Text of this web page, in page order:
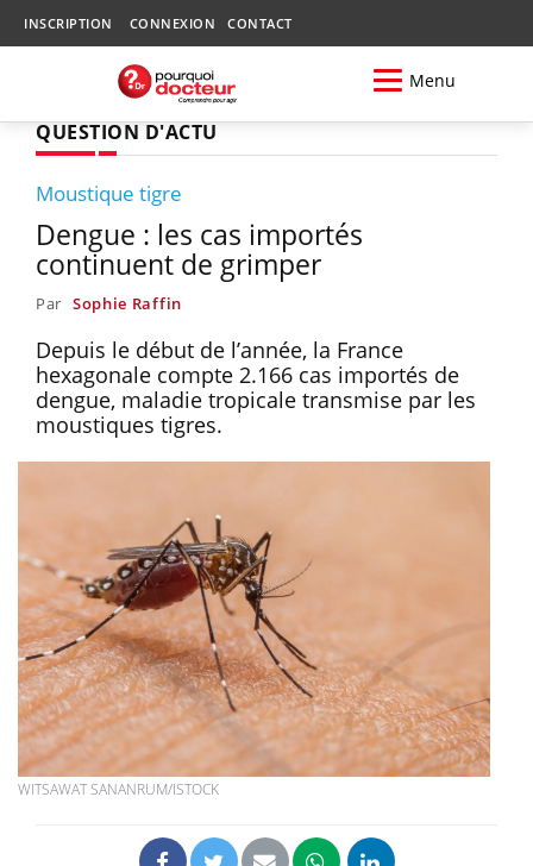
INSCRIPTION CONNEXION CONTACT
Menu
QUESTION D'ACTU
Moustique tigre
Dengue : les cas importés
continuent de grimper
Par Sophie Raffin
Depuis le début de l’année, la France
hexagonale compte 2.166 cas importés de
dengue, maladie tropicale transmise par les
moustiques tigres.
WITSAWAT SANANRUM/ISTOCK